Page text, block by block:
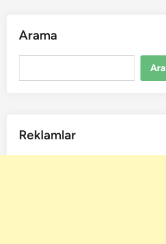
Arama
Ara
Reklamlar